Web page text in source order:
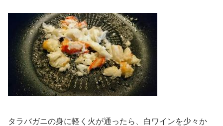
タラバガニの身に軽く火が通ったら、白ワインを少々か